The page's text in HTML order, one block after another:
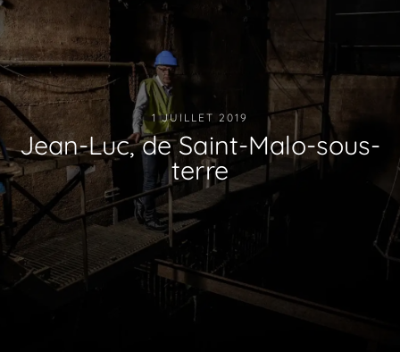
1 JUILLET 2019
Jean-Luc, de Saint-Malo-sous-
terre